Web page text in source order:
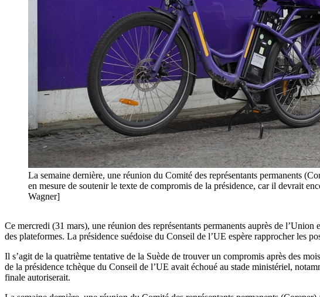
La semaine dernière, une réunion du Comité des représentants permanents
en mesure de soutenir le texte de compromis de la présidence, car il devrait
Wagner]
Ce mercredi (31 mars), une réunion des représentants permanents auprès de
des plateformes. La présidence suédoise du Conseil de l’UE espère rapprocher les
Il s’agit de la quatrième tentative de la Suède de trouver un compromis après des
de la présidence tchèque du Conseil de l’UE avait échoué au stade ministériel,
finale autoriserait.